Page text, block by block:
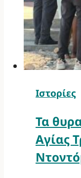
Ιστορίες
Τα
Αγίας